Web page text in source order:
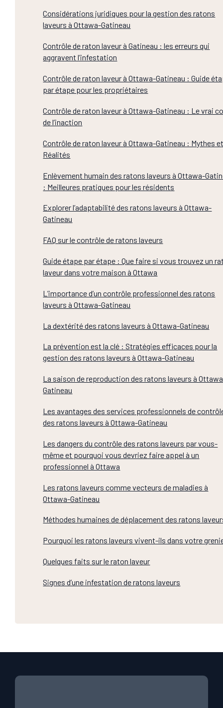
Considérations juridiques pour la gestion des ratons
laveurs à Ottawa-Gatineau
Contrôle de raton laveur à Gatineau : les erreurs qui
aggravent l’infestation
Contrôle de raton laveur à Ottawa-Gatineau : Guide
par étape pour les propriétaires
Contrôle de raton laveur à Ottawa-Gatineau : Le vrai
de l’inaction
Contrôle de raton laveur à Ottawa-Gatineau : Mythes
Réalités
Enlèvement humain des ratons laveurs à Ottawa-
: Meilleures pratiques pour les résidents
Explorer l’adaptabilité des ratons laveurs à Ottawa-
Gatineau
FAQ sur le contrôle de ratons laveurs
Guide étape par étape : Que faire si vous trouvez un
laveur dans votre maison à Ottawa
L’importance d’un contrôle professionnel des ratons
laveurs à Ottawa-Gatineau
La dextérité des ratons laveurs à Ottawa-Gatineau
La prévention est la clé : Stratégies efficaces pour la
gestion des ratons laveurs à Ottawa-Gatineau
La saison de reproduction des ratons laveurs à
Gatineau
Les avantages des services professionnels de
des ratons laveurs à Ottawa-Gatineau
Les dangers du contrôle des ratons laveurs par vous-
même et pourquoi vous devriez faire appel à un
professionnel à Ottawa
Les ratons laveurs comme vecteurs de maladies à
Ottawa-Gatineau
Méthodes humaines de déplacement des ratons
Pourquoi les ratons laveurs vivent-ils dans votre
Quelques faits sur le raton laveur
Signes d’une infestation de ratons laveurs